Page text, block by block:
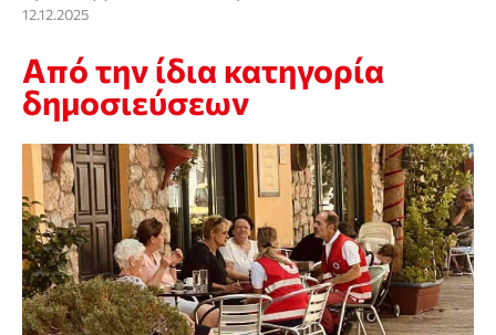
12.12.2025
Από την ίδια κατηγορία
δημοσιεύσεων